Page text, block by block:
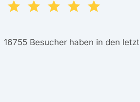
16755 Besucher haben in den